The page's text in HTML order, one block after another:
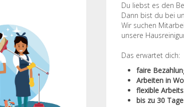
Du liebst es den
Dann bist du bei
Wir suchen
unsere
Das erwartet dich:
faire
Arbeiten in
flexible
bis zu 30